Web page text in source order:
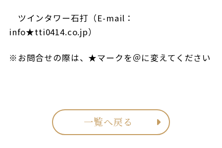
ツインタワー石打（E-mail：
info★tti0414.co.jp）
※お問合せの際は、★マークを＠に変えてください
一覧へ戻る